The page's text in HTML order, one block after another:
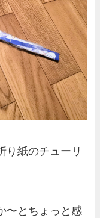
り紙のチューリ
〜とちょっと感